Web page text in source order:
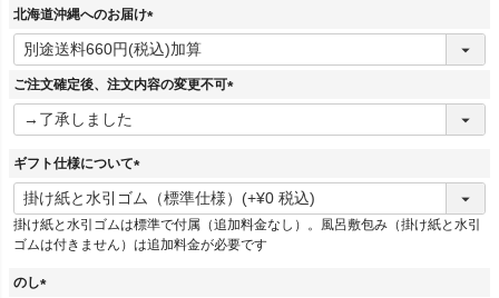
須
北海道沖縄へのお届け
(
必
須
ご注文確定後、注文内容の変更不可
(
ギフト仕様について
(
必
須
)
掛け紙と水引ゴムは標準で付属（追加料金なし）。風呂敷包み（掛け紙と水引
ゴムは付きません）は追加料金が必要です
のし